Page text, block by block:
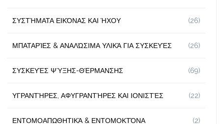
ΣΥΣΤΉΜΑΤΑ ΕΙΚΌΝΑΣ ΚΑΙ ΉΧΟΥ (26)
ΜΠΑΤΑΡΊΕΣ & ΑΝΑΛΏΣΙΜΑ ΥΛΙΚΆ ΓΙΑ ΣΥΣΚΕΥΈΣ (26)
ΣΥΣΚΕΥΈΣ ΨΎΞΗΣ-ΘΈΡΜΑΝΣΗΣ (69)
ΥΓΡΑΝΤΉΡΕΣ, ΑΦΥΓΡΑΝΤΉΡΕΣ ΚΑΙ ΙΟΝΙΣΤΈΣ (22)
ΕΝΤΟΜΟΑΠΩΘΗΤΙΚΆ & ΕΝΤΟΜΟΚΤΌΝΑ (2)